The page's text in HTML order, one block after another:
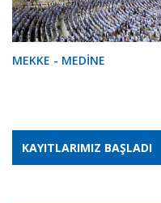
MEKKE - MEDİNE
KAYITLARIMIZ BAŞLADI